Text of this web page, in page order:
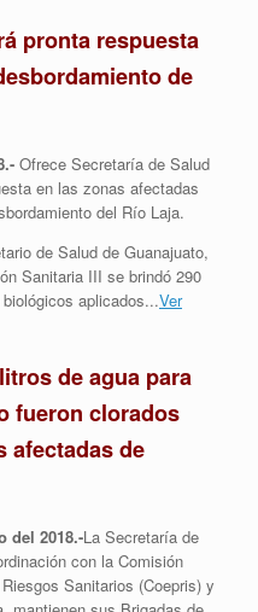
pronta respuesta
de
Ofrece Secretaría de Salud
en las zonas afectadas
del Río Laja.
de Salud de Guanajuato,
Sanitaria III se brindó 290
aplicados...Ver
de agua para
fueron clorados
afectadas de
del 2018.-La Secretaría de
con la Comisión
Sanitarios (Coepris) y